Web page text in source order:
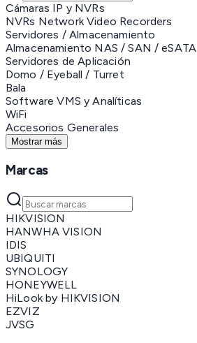
Cámaras IP y NVRs
NVRs Network Video Recorders
Servidores / Almacenamiento
Almacenamiento NAS / SAN / eSATA
Servidores de Aplicación
Domo / Eyeball / Turret
Bala
Software VMS y Analíticas
WiFi
Accesorios Generales
Mostrar más
Marcas
HIKVISION
HANWHA VISION
IDIS
UBIQUITI
SYNOLOGY
HONEYWELL
HiLook by HIKVISION
EZVIZ
JVSG